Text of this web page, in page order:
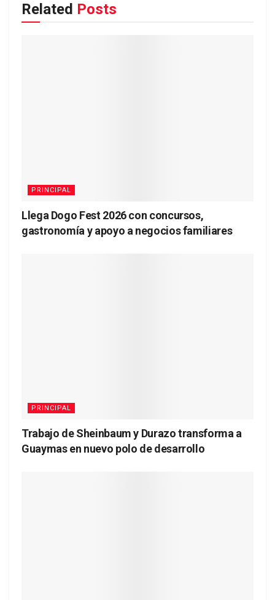
Related Posts
PRINCIPAL
Llega Dogo Fest 2026 con concursos,
gastronomía y apoyo a negocios familiares
PRINCIPAL
Trabajo de Sheinbaum y Durazo transforma a
Guaymas en nuevo polo de desarrollo